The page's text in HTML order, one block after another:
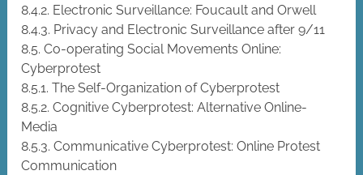
8.4.2. Electronic Surveillance: Foucault and Orwell
8.4.3. Privacy and Electronic Surveillance after 9/11
8.5. Co-operating Social Movements Online:
Cyberprotest
8.5.1. The Self-Organization of Cyberprotest
8.5.2. Cognitive Cyberprotest: Alternative Online-
Media
8.5.3. Communicative Cyberprotest: Online Protest
Communication